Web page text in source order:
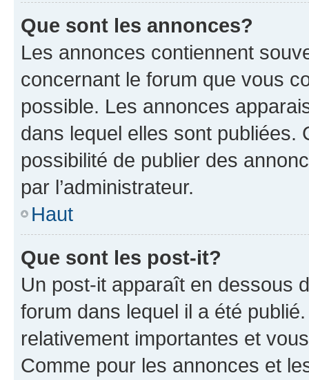
Que sont les annonces?
Les annonces contiennent
concernant le forum que vous
possible. Les annonces
dans lequel elles sont publiées.
possibilité de publier des
par l’administrateur.
Haut
Que sont les post-it?
Un post-it apparaît en dessous
forum dans lequel il a été
relativement importantes et
Comme pour les annonces et